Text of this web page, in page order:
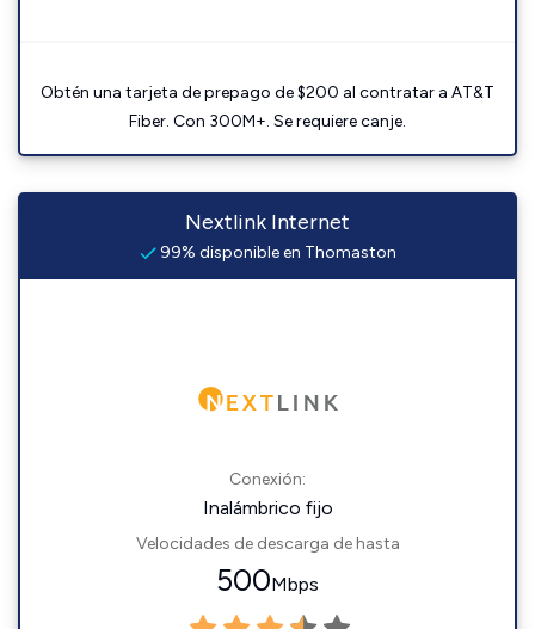
Obtén una tarjeta de prepago de $200 al contratar a AT&T
Fiber. Con 300M+. Se requiere canje.
Nextlink Internet
99% disponible en Thomaston
Conexión:
Inalámbrico fijo
Velocidades de descarga de hasta
500Mbps